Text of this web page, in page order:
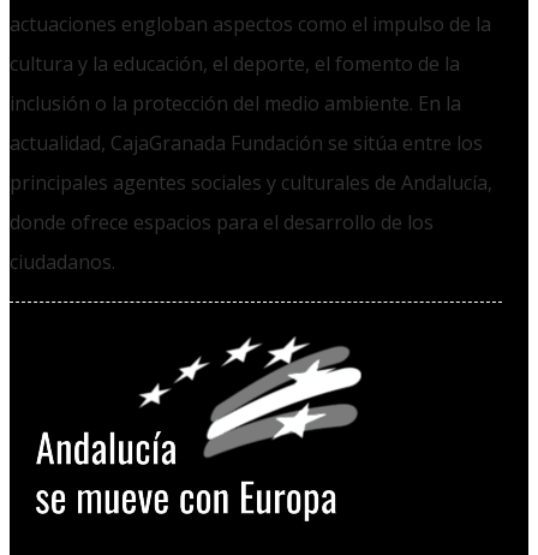
actuaciones engloban aspectos como el impulso de la
cultura y la educación, el deporte, el fomento de la
inclusión o la protección del medio ambiente. En la
actualidad, CajaGranada Fundación se sitúa entre los
principales agentes sociales y culturales de Andalucía,
donde ofrece espacios para el desarrollo de los
ciudadanos.